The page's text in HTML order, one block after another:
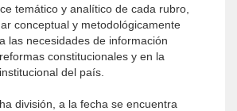
temático y analítico de cada rubro,
conceptual y metodológicamente
las necesidades de información
constitucionales y en la
del país.
división, a la fecha se encuentra